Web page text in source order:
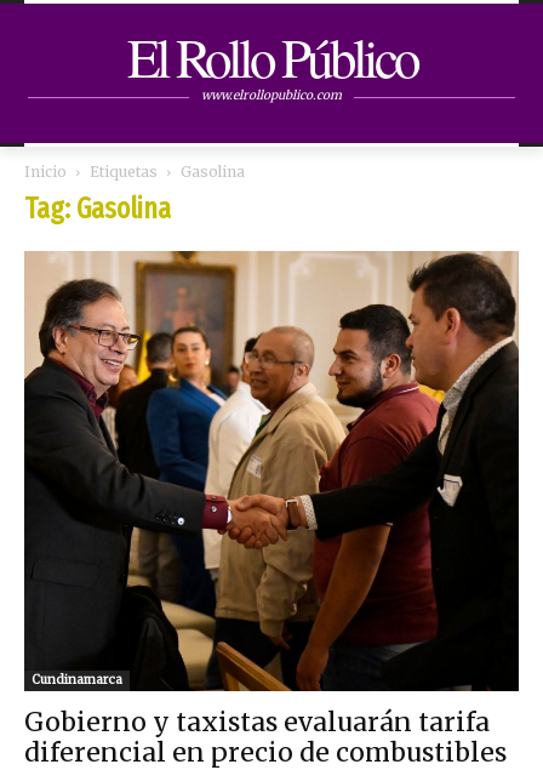
El Rollo Público
www.elrollopublico.com
Inicio Etiquetas Gasolina
Tag: Gasolina
Cundinamarca
Gobierno y taxistas evaluarán tarifa
diferencial en precio de combustibles